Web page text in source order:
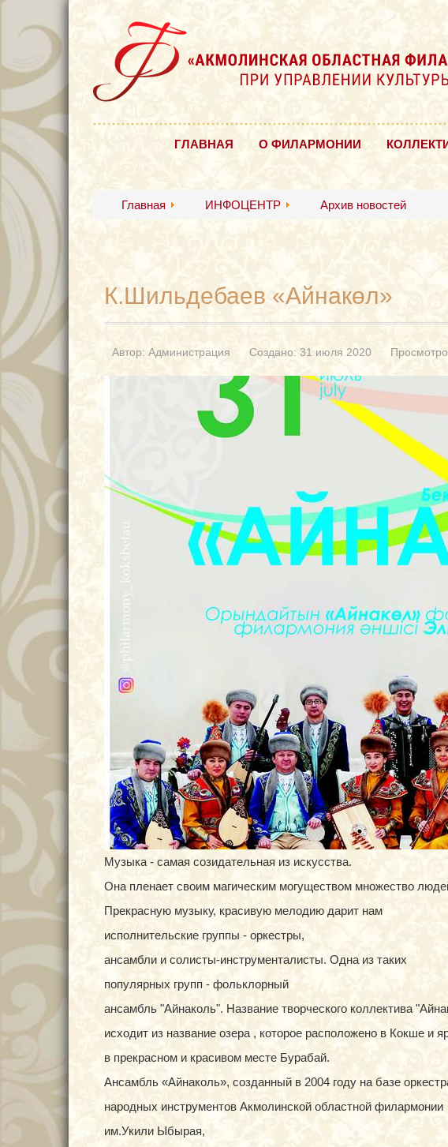
ГЛАВНАЯ О ФИЛАРМОНИИ
Главная ИНФОЦЕНТР Архив новостей
К.Шильдебаев «Айнакөл»
Автор: Администрация Создано: 31 июля 2020
Музыка - самая созидательная из искусства.
Она пленает своим магическим могуществом множество
Прекрасную музыку, красивую мелодию дарит нам
исполнительские группы - оркестры,
ансамбли и солисты-инструменталисты. Одна из таких
популярных групп - фольклорный
ансамбль "Айнаколь". Название творческого коллектива
исходит из название озера , которое расположено в Кокше и
в прекрасном и красивом месте Бурабай.
Ансамбль «Айнаколь», созданный в 2004 году на базе
народных инструментов Акмолинской областной филармонии
им.Укили Ыбырая,